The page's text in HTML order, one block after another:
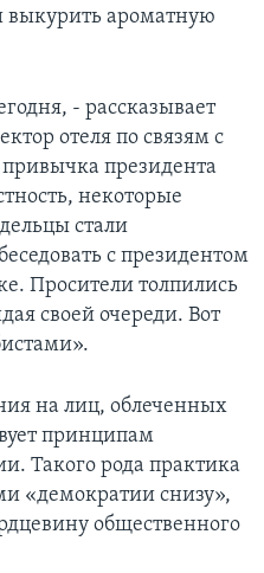
ароматную
- рассказывает
отеля по связям с
президента
некоторые
стали
с президентом
Просители толпились
своей очереди. Вот
на лиц, облеченных
принципам
Такого рода практика
«демократии снизу»,
общественного